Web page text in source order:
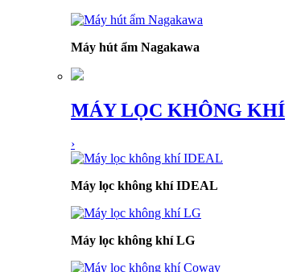
Máy hút ẩm Nagakawa
MÁY LỌC KHÔNG KHÍ
›
Máy lọc không khí IDEAL
Máy lọc không khí LG